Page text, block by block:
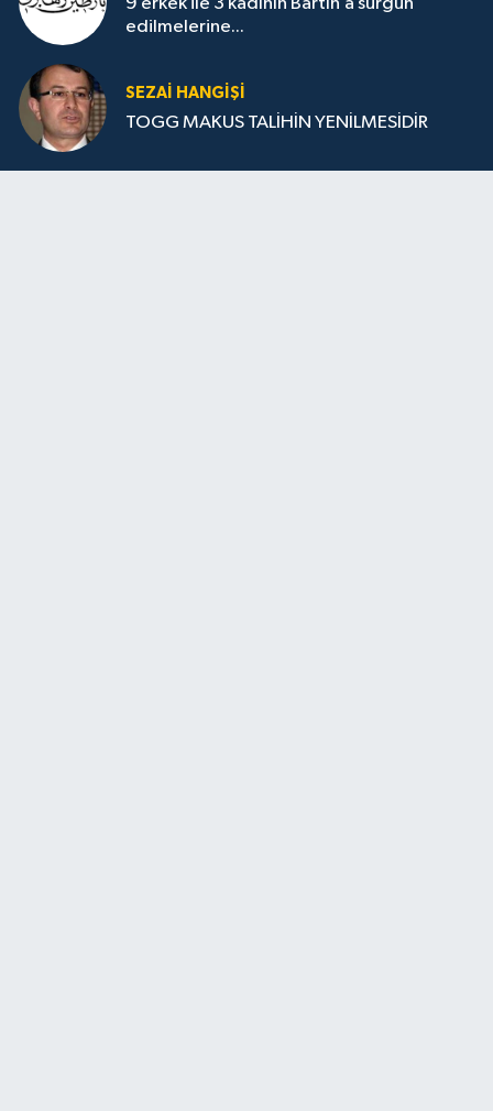
9 erkek ile 3 kadının Bartın’a sürgün
edilmelerine...
SEZAI HANGİŞİ
TOGG MAKUS TALİHİN YENİLMESİDİR